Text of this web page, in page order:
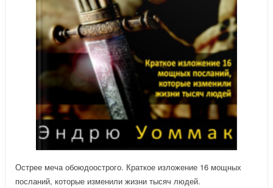
Острее меча обоюдоострого. Краткое изложение 16 мощных
посланий, которые изменили жизни тысяч людей.